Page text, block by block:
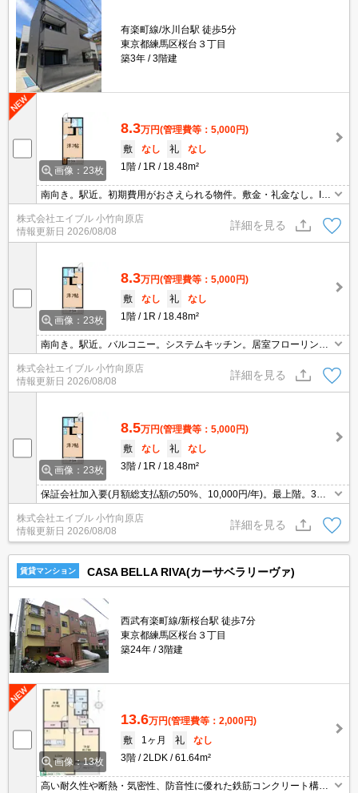
有楽町線/氷川台駅 徒歩5分
東京都練馬区桜台３丁目
築3年
3階建
画像：23枚
8.3万円(管理費等：5,000円)
敷
なし 礼
なし
1階
1R 18.48m²
南向き。駅近。初期費用がおさえられる物件。敷金・礼金なし。IH
調理器付き。システムキッチン。
株式会社エイブル 小竹向原店
情報更新日 2026/08/08
詳細を見る
画像：23枚
8.3万円(管理費等：5,000円)
敷
なし 礼
なし
1階
1R 18.48m²
南向き。駅近。バルコニー。システムキッチン。居室フローリン
グ。保証会社加入要(初回、賃料の50%、更新保証料10,000円)。
株式会社エイブル 小竹向原店
情報更新日 2026/08/08
詳細を見る
画像：23枚
8.5万円(管理費等：5,000円)
敷
なし 礼
なし
3階
1R 18.48m²
保証会社加入要(月額総支払額の50%、10,000円/年)。最上階。3階
角部屋。2路線3駅利用可能で都心へのアクセス良好。
株式会社エイブル 小竹向原店
情報更新日 2026/08/08
詳細を見る
賃貸マンション CASA BELLA RIVA(カーサベラリーヴァ)
西武有楽町線/新桜台駅 徒歩7分
東京都練馬区桜台３丁目
築24年
3階建
画像：13枚
13.6万円(管理費等：2,000円)
敷
1ヶ月 礼
なし
3階
2LDK 61.64m²
高い耐久性や断熱・気密性、防音性に優れた鉄筋コンクリート構造